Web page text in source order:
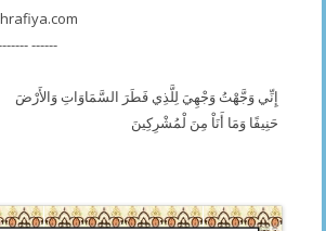
------
إِنِّي وَجَّهْتُ وَجْهِيَ لِلَّذِي فَطَرَ السَّمَاوَاتِ وَالأَرْضَ
حَنِيفًا وَمَا أَنَاْ مِنَ لْمُشْرِكِينَ